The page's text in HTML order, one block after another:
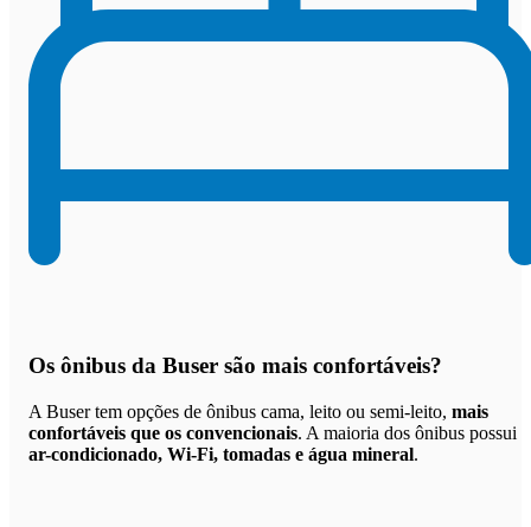
Os ônibus da Buser são mais confortáveis?
A Buser tem opções de ônibus cama, leito ou semi-leito, mais
confortáveis que os convencionais. A maioria dos ônibus possui
ar-condicionado, Wi-Fi, tomadas e água mineral.